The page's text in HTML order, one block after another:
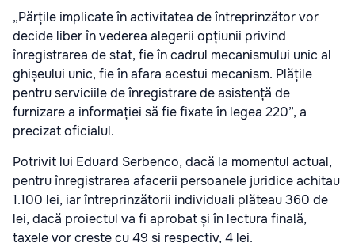
„Părțile implicate în activitatea de întreprinzător vor
decide liber în vederea alegerii opțiunii privind
înregistrarea de stat, fie în cadrul mecanismului unic al
ghișeului unic, fie în afara acestui mecanism. Plățile
pentru serviciile de înregistrare de asistență de
furnizare a informației să fie fixate în legea 220”, a
precizat oficialul.
Potrivit lui Eduard Serbenco, dacă la momentul actual,
pentru înregistrarea afacerii persoanele juridice achitau
1.100 lei, iar întreprinzătorii individuali plăteau 360 de
lei, dacă proiectul va fi aprobat și în lectura finală,
taxele vor crește cu 49 și respectiv, 4 lei.